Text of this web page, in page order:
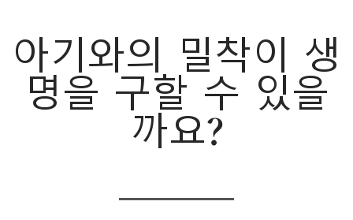
아기와의 밀착이 생
명을 구할 수 있을
까요?